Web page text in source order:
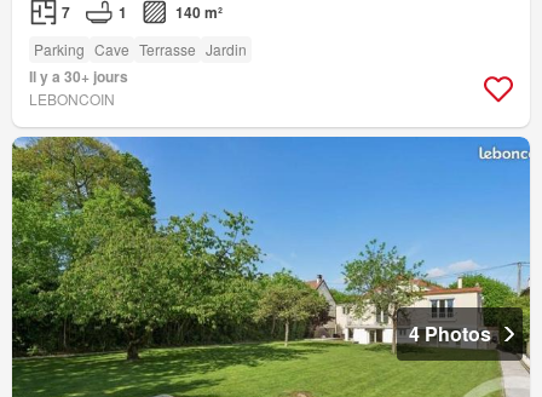
7 1 140 m²
Parking Cave Terrasse Jardin
Il y a 30+ jours
LEBONCOIN
4 Photos